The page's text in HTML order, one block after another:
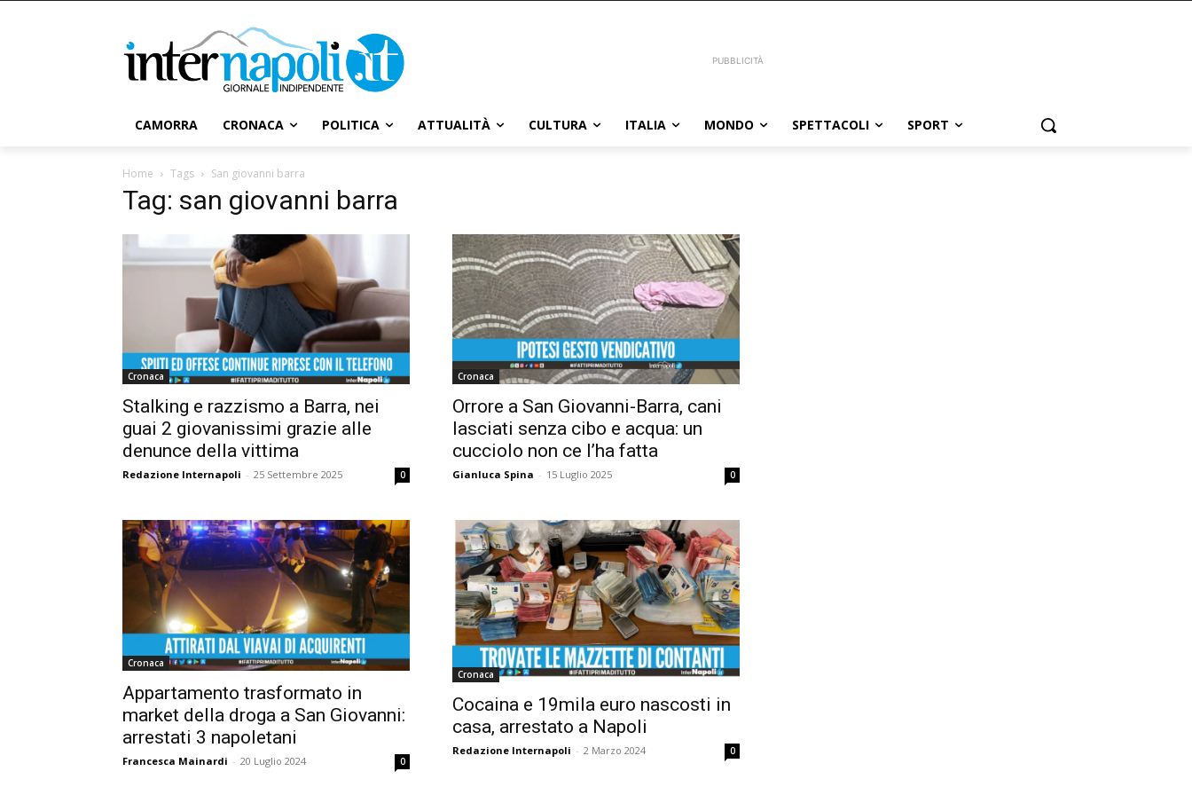
PUBBLICITÀ
CAMORRA CRONACA POLITICA ATTUALITÀ CULTURA ITALIA MONDO SPETTACOLI SPORT
Home Tags San giovanni barra
Tag: san giovanni barra
Cronaca
Stalking e razzismo a Barra, nei
guai 2 giovanissimi grazie alle
denunce della vittima
Redazione Internapoli - 25 Settembre 2025 0
Cronaca
Orrore a San Giovanni-Barra, cani
lasciati senza cibo e acqua: un
cucciolo non ce l’ha fatta
Gianluca Spina - 15 Luglio 2025 0
Cronaca
Appartamento trasformato in
market della droga a San Giovanni:
arrestati 3 napoletani
Francesca Mainardi - 20 Luglio 2024 0
Cronaca
Cocaina e 19mila euro nascosti in
casa, arrestato a Napoli
Redazione Internapoli - 2 Marzo 2024 0